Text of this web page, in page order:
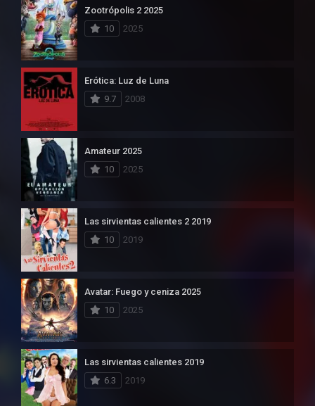
Zootrópolis 2 2025
10
2025
Erótica: Luz de Luna
9.7
2008
Amateur 2025
10
2025
Las sirvientas calientes 2 2019
10
2019
Avatar: Fuego y ceniza 2025
10
2025
Las sirvientas calientes 2019
6.3
2019